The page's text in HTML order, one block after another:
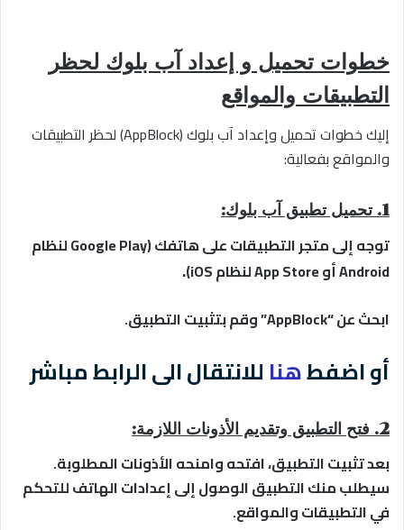
خطوات تحميل و إعداد آب بلوك لحظر
التطبيقات والمواقع
إليك خطوات تحميل وإعداد آب بلوك (AppBlock) لحظر التطبيقات
والمواقع بفعالية:
1. تحميل تطبيق آب بلوك:
توجه إلى متجر التطبيقات على هاتفك (Google Play لنظام
Android أو App Store لنظام iOS)
.
ابحث عن “AppBlock” وقم بتثبيت التطبيق.
أو اضفطهنا للانتقال الى الرابط مباشر
2. فتح التطبيق وتقديم الأذونات اللازمة:
بعد تثبيت التطبيق، افتحه وامنحه الأذونات المطلوبة.
سيطلب منك التطبيق الوصول إلى إعدادات الهاتف للتحكم
في التطبيقات والمواقع.